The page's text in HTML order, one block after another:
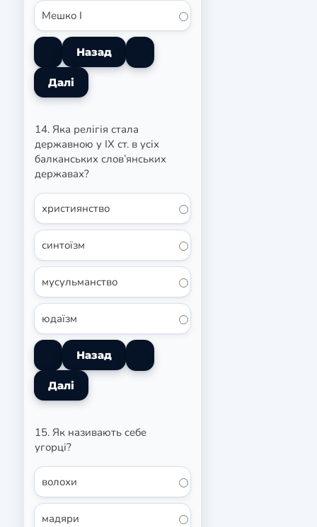
Мешко I
14. Яка релігія стала
державною у ІХ ст. в усіх
балканських слов’янських
державах?
християнство
синтоїзм
мусульманство
юдаїзм
15. Як називають себе
угорці?
волохи
мадяри